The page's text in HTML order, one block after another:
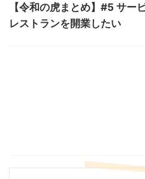
【令和の虎まとめ】#5 サー
レストランを開業したい